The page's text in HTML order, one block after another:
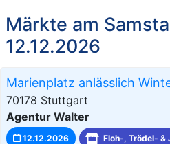
Märkte am
12.12.2026
Marienplatz anlässlich
70178 Stuttgart
Agentur Walter
12.12.2026 Floh-, Trödel- &